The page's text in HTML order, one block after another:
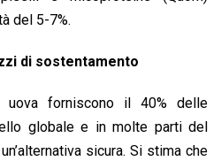
del 5-7%.
di sostentamento
uova forniscono il 40% delle
globale e in molte parti del
sicura. Si stima che